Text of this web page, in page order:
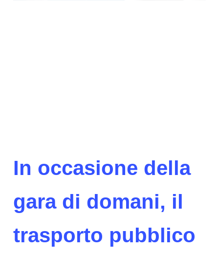
In occasione della
gara di domani, il
trasporto pubblico